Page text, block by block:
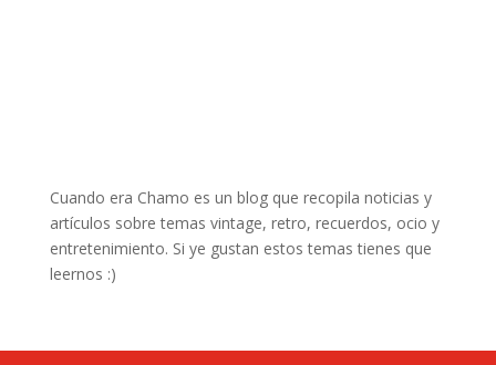
Cuando era Chamo es un blog que recopila noticias y
artículos sobre temas vintage, retro, recuerdos, ocio y
entretenimiento. Si ye gustan estos temas tienes que
leernos :)